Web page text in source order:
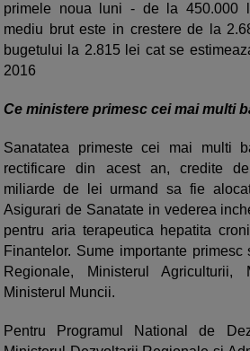
primele noua luni - de la 450.000
mediu brut este in crestere de la
bugetului la 2.815 lei cat se
2016
Ce ministere primesc cei mai multi
Sanatatea primeste cei mai multi
rectificare din acest an, credite
miliarde de lei urmand sa fie
Asigurari de Sanatate in vederea
pentru aria terapeutica hepatita
Finantelor. Sume importante
Regionale, Ministerul Agriculturii,
Ministerul Muncii.
Pentru Programul National de